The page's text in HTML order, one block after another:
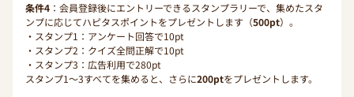
条件4 ：会員登録後にエントリーできるスタンプラリーで、集めたスタ
ンプに応じてハピタスポイントをプレゼントします（500pt）。
・スタンプ1：アンケート回答で10pt
・スタンプ2：クイズ全問正解で10pt
・スタンプ3：広告利用で280pt
スタンプ1〜3すべてを集めると、さらに200ptをプレゼントします。